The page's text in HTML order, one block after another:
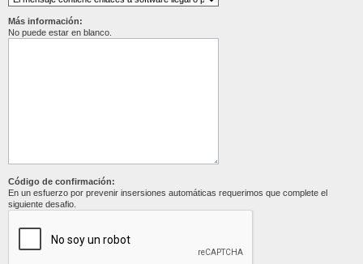
Más información:
No puede estar en blanco.
Código de confirmación:
En un esfuerzo por prevenir insersiones automáticas requerimos que complete el
siguiente desafio.